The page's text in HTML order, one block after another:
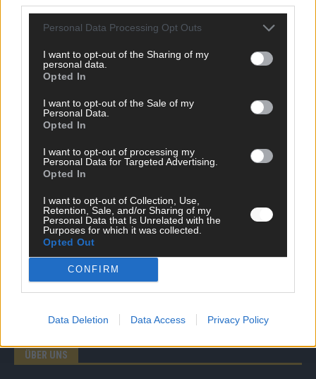
Personal Data Processing Opt Outs
I want to opt-out of the Sharing of my
personal data.
Opted In
I want to opt-out of the Sale of my
Personal Data.
Opted In
I want to opt-out of processing my
Personal Data for Targeted Advertising.
Opted In
I want to opt-out of Collection, Use,
Retention, Sale, and/or Sharing of my
Personal Data that Is Unrelated with the
Purposes for which it was collected.
Opted Out
CONFIRM
Data Deletion Data Access Privacy Policy
SCHNELL ZUM RESSORT
Wirtschaft
Wissen
Kommentar
Eurovision
FLASH – DAS VIDEOPORTAL
ÜBER UNS